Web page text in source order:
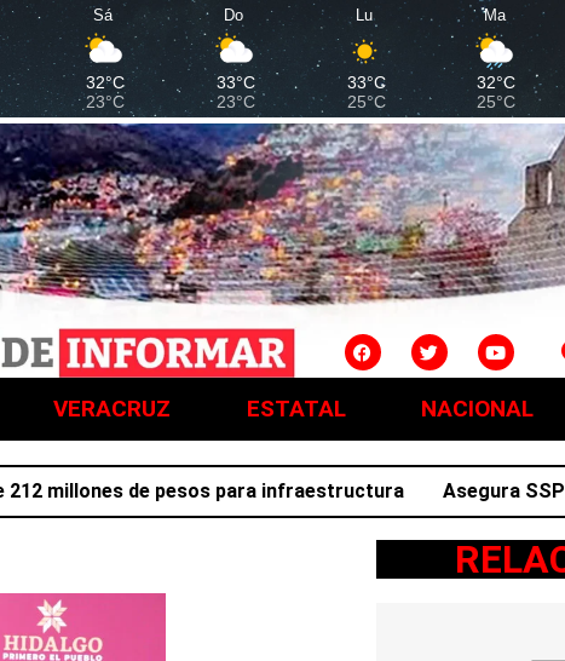
Sá
32°C
23°C
Do
33°C
23°C
Lu
33°C
25°C
Ma
32°C
25°C
VERACRUZ ESTATAL NACIONAL
de pesos para infraestructura Asegura SSPH a